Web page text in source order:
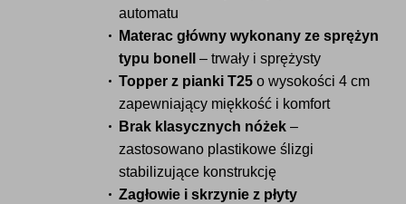
automatu
Materac główny wykonany ze sprężyn
typu bonell
– trwały i sprężysty
Topper z pianki T25 o wysokości 4 cm
zapewniający miękkość i komfort
Brak klasycznych nóżek –
zastosowano plastikowe ślizgi
stabilizujące konstrukcję
Zagłowie i skrzynie z płyty